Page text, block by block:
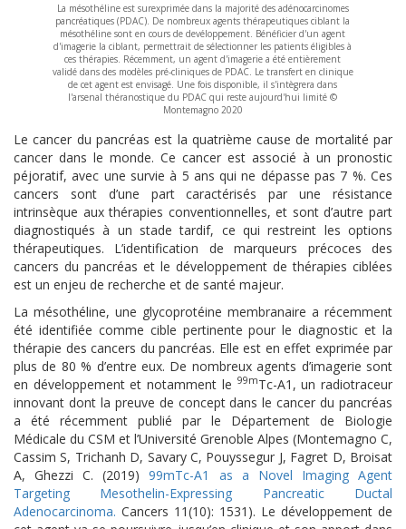
La mésothéline est surexprimée dans la majorité des adénocarcinomes
pancréatiques (PDAC). De nombreux agents thérapeutiques ciblant la
mésothéline sont en cours de devéloppement. Bénéficier d'un agent
d'imagerie la ciblant, permettrait de sélectionner les patients éligibles à
ces thérapies. Récemment, un agent d'imagerie a été entièrement
validé dans des modèles pré-cliniques de PDAC. Le transfert en clinique
de cet agent est envisagé. Une fois disponible, il s'intègrera dans
l'arsenal théranostique du PDAC qui reste aujourd'hui limité ©
Montemagno 2020
Le cancer du pancréas est la quatrième cause de mortalité par
cancer dans le monde. Ce cancer est associé à un pronostic
péjoratif, avec une survie à 5 ans qui ne dépasse pas 7 %. Ces
cancers sont d’une part caractérisés par une résistance
intrinsèque aux thérapies conventionnelles, et sont d’autre part
diagnostiqués à un stade tardif, ce qui restreint les options
thérapeutiques. L’identification de marqueurs précoces des
cancers du pancréas et le développement de thérapies ciblées
est un enjeu de recherche et de santé majeur.
La mésothéline, une glycoprotéine membranaire a récemment
été identifiée comme cible pertinente pour le diagnostic et la
thérapie des cancers du pancréas. Elle est en effet exprimée par
plus de 80 % d’entre eux. De nombreux agents d’imagerie sont
en développement et notamment le 99mTc-A1, un radiotraceur
innovant dont la preuve de concept dans le cancer du pancréas
a été récemment publié par le Département de Biologie
Médicale du CSM et l’Université Grenoble Alpes (Montemagno C,
Cassim S, Trichanh D, Savary C, Pouyssegur J, Fagret D, Broisat
A, Ghezzi C. (2019)99mTc-A1 as a Novel Imaging Agent
Targeting Mesothelin-Expressing Pancreatic Ductal
Adenocarcinoma. Cancers 11(10): 1531). Le développement de